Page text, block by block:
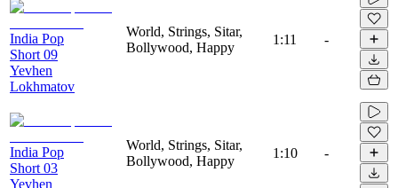
India Pop
Short 09
Yevhen
Lokhmatov
World, Strings, Sitar,
Bollywood, Happy
1:11 -
India Pop
Short 03
Yevhen
World, Strings, Sitar,
Bollywood, Happy
1:10 -